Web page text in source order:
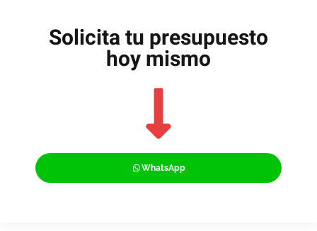
Solicita tu presupuesto
hoy mismo
WhatsApp